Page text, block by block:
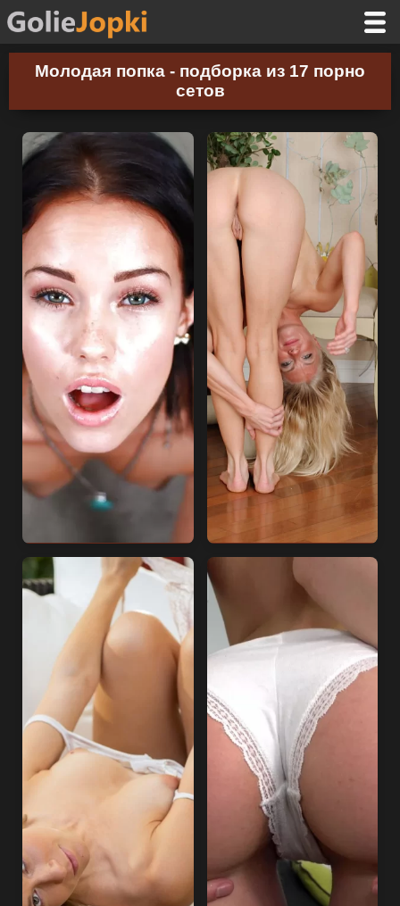
Молодая попка - подборка из 17 порно
сетов